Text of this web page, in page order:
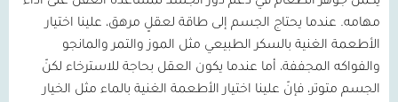
مهامه. عندما يحتاج الجسم إلى طاقة لعقلٍ مرهق، علينا اختيار
الأطعمة الغنية بالسكر الطبيعي مثل الموز والتمر والمانجو
والفواكه المجففة، أما عندما يكون العقل بحاجة للاسترخاء لكنّ
الجسم متوتر، فإنّ علينا اختيار الأطعمة الغنية بالماء مثل الخيار